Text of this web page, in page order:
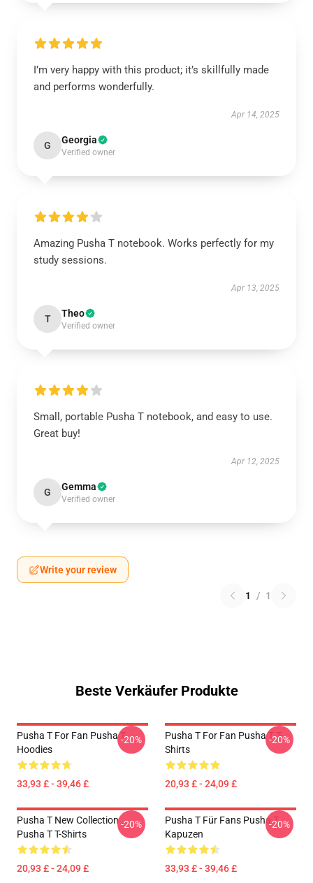
I’m very happy with this product; it’s skillfully made
and performs wonderfully.
Apr 14, 2025
G Georgia
Verified owner
Amazing Pusha T notebook. Works perfectly for my
study sessions.
Apr 13, 2025
T Theo
Verified owner
Small, portable Pusha T notebook, and easy to use.
Great buy!
Apr 12, 2025
G Gemma
Verified owner
Write your review
1 / 1
Beste Verkäufer Produkte
Pusha T For Fan Pusha T
Hoodies
33,93 £ - 39,46 £
-20%
Pusha T For Fan Pusha T T-
Shirts
20,93 £ - 24,09 £
-20%
Pusha T New Collection
Pusha T T-Shirts
20,93 £ - 24,09 £
-20%
Pusha T Für Fans Pusha T
Kapuzen
33,93 £ - 39,46 £
-20%